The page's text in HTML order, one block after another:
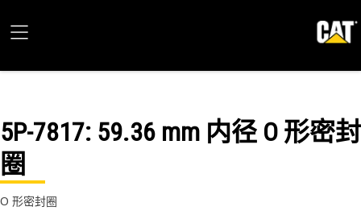
5P-7817: 59.36 mm 内径 O 形密封
圈
O 形密封圈